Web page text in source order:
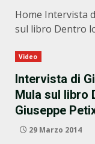
Home Intervista
sul libro Dentro
Video
Intervista di
Mula sul libro
Giuseppe
29 Marzo 2014